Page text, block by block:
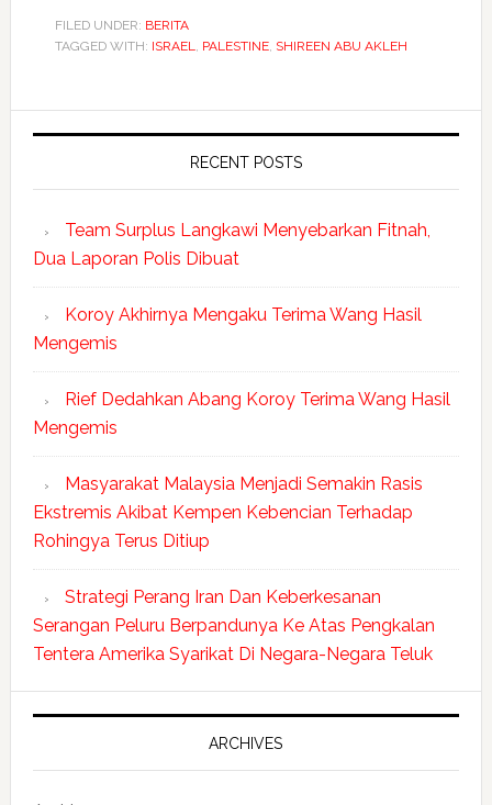
FILED UNDER: BERITA
TAGGED WITH: ISRAEL, PALESTINE, SHIREEN ABU AKLEH
RECENT POSTS
Team Surplus Langkawi Menyebarkan Fitnah,
Dua Laporan Polis Dibuat
Koroy Akhirnya Mengaku Terima Wang Hasil
Mengemis
Rief Dedahkan Abang Koroy Terima Wang Hasil
Mengemis
Masyarakat Malaysia Menjadi Semakin Rasis
Ekstremis Akibat Kempen Kebencian Terhadap
Rohingya Terus Ditiup
Strategi Perang Iran Dan Keberkesanan
Serangan Peluru Berpandunya Ke Atas Pengkalan
Tentera Amerika Syarikat Di Negara-Negara Teluk
ARCHIVES